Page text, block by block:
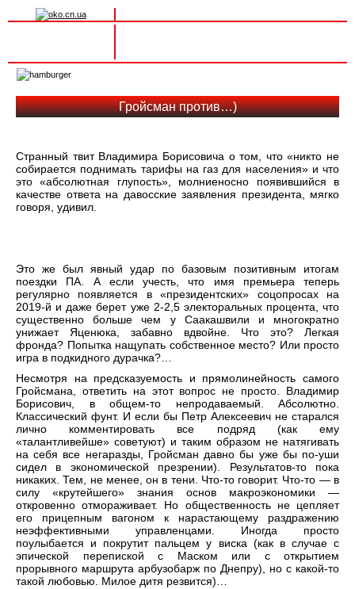
navigation
Гройсман против…)
Странный твит Владимира Борисовича о том, что «никто не
собирается поднимать тарифы на газ для населения» и что
это «абсолютная глупость», молниеносно появившийся в
качестве ответа на давосские заявления президента, мягко
говоря, удивил.
Это же был явный удар по базовым позитивным итогам
поездки ПА. А если учесть, что имя премьера теперь
регулярно появляется в «президентских» соцопросах на
2019-й и даже берет уже 2-2,5 электоральных процента, что
существенно больше чем у Саакашвили и многократно
унижает Яценюка, забавно вдвойне. Что это? Легкая
фронда? Попытка нащупать собственное место? Или просто
игра в подкидного дурачка?…
Несмотря на предсказуемость и прямолинейность самого
Гройсмана, ответить на этот вопрос не просто. Владимир
Борисович, в общем-то непродаваемый. Абсолютно.
Классический фунт. И если бы Петр Алексеевич не старался
лично комментировать все подряд (как ему
«талантливейше» советуют) и таким образом не натягивать
на себя все негаразды, Гройсман давно бы уже бы по-уши
сидел в экономической презрении). Результатов-то пока
никаких. Тем, не менее, он в тени. Что-то говорит. Что-то — в
силу «крутейшего» знания основ макроэкономики —
откровенно отмораживает. Но общественность не цепляет
его прицепным вагоном к нарастающему раздражению
неэффективными управленцами. Иногда просто
поулыбается и покрутит пальцем у виска (как в случае с
эпической перепиской с Маском или с открытием
прорывного маршрута арбузобарж по Днепру), но с какой-то
такой любовью. Милое дитя резвится)…